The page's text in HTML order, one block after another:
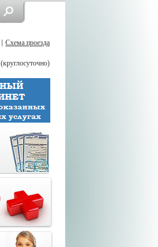
Схема проезда
(круглосуточно)